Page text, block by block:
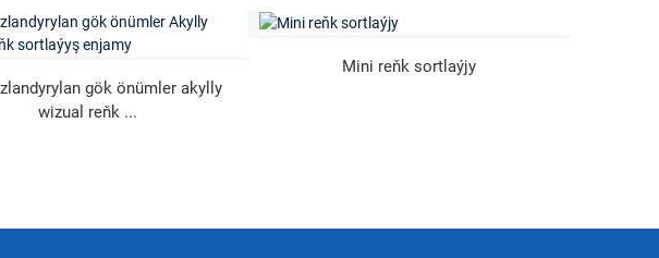
gök önümler akylly
wizual reňk ...
Mini reňk sortlaýjy